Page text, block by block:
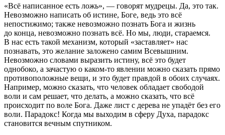
«Всё написанное есть ложь», — говорят мудрецы. Да, это так.
Невозможно написать об истине, Боге, ведь это всё
непостижимо; также невозможно познать Бога и жизнь
до конца, невозможно познать всё. Но мы, люди, стараемся.
В нас есть такой механизм, который «заставляет» нас
познавать, это желание заложено самим Всевышним.
Невозможно словами выразить истину, всё это будет
однобоко, а зачастую о каком-то явлении можно сказать прямо
противоположные вещи, и это будет правдой в обоих случаях.
Например, можно сказать, что человек обладает свободой
воли и сам решает, что делать, а можно сказать, что всё
происходит по воле Бога. Даже лист с дерева не упадёт без его
воли. Парадокс! Когда мы выходим в сферу Духа, парадокс
становится вечным спутником.